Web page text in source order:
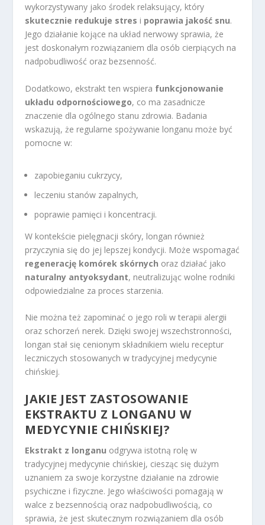
wykorzystywany jako środek relaksujący, który
skutecznie redukuje stres i poprawia jakość snu.
Jego działanie kojące na układ nerwowy sprawia, że
jest doskonałym rozwiązaniem dla osób cierpiących na
nadpobudliwość oraz bezsenność.
Dodatkowo, ekstrakt ten wspiera funkcjonowanie
układu odpornościowego, co ma zasadnicze
znaczenie dla ogólnego stanu zdrowia. Badania
wskazują, że regularne spożywanie longanu może być
pomocne w:
zapobieganiu cukrzycy,
leczeniu stanów zapalnych,
poprawie pamięci i koncentracji.
W kontekście pielęgnacji skóry, longan również
przyczynia się do jej lepszej kondycji. Może wspomagać
regenerację komórek skórnych oraz działać jako
naturalny antyoksydant, neutralizując wolne rodniki
odpowiedzialne za proces starzenia.
Nie można też zapominać o jego roli w terapii alergii
oraz schorzeń nerek. Dzięki swojej wszechstronności,
longan stał się cenionym składnikiem wielu receptur
leczniczych stosowanych w tradycyjnej medycynie
chińskiej.
JAKIE JEST ZASTOSOWANIE
EKSTRAKTU Z LONGANU W
MEDYCYNIE CHIŃSKIEJ?
Ekstrakt z longanu odgrywa istotną rolę w
tradycyjnej medycynie chińskiej, ciesząc się dużym
uznaniem za swoje korzystne działanie na zdrowie
psychiczne i fizyczne. Jego właściwości pomagają w
walce z bezsennością oraz nadpobudliwością, co
sprawia, że jest skutecznym rozwiązaniem dla osób